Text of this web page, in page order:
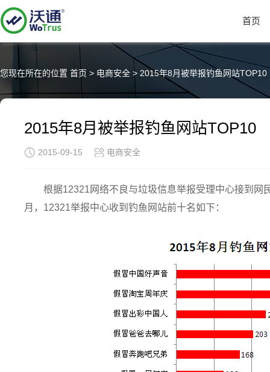
首页
您现在所在的位置 首页 > 电商安全 > 2015年8月被举报钓鱼网站TOP10
2015年8月被举报钓鱼网站TOP10
2015-09-15 电商安全
根据12321网络不良与垃圾信息举报受理中心接到网
月，12321举报中心收到钓鱼网站前十名如下：